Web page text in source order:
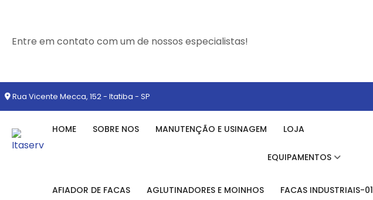
Entre em contato com um de nossos especialistas!
Rua Vicente Mecca, 152 - Itatiba - SP
HOME SOBRE NOS MANUTENÇÃO E USINAGEM LOJA
EQUIPAMENTOS
AFIADOR DE FACAS AGLUTINADORES E MOINHOS FACAS INDUSTRIAIS-01